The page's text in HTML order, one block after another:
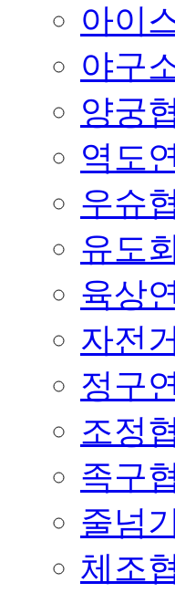
아이
야구
양궁
역도
우슈
유도회
육상
자전
정구
조정
족구
줄넘
체조